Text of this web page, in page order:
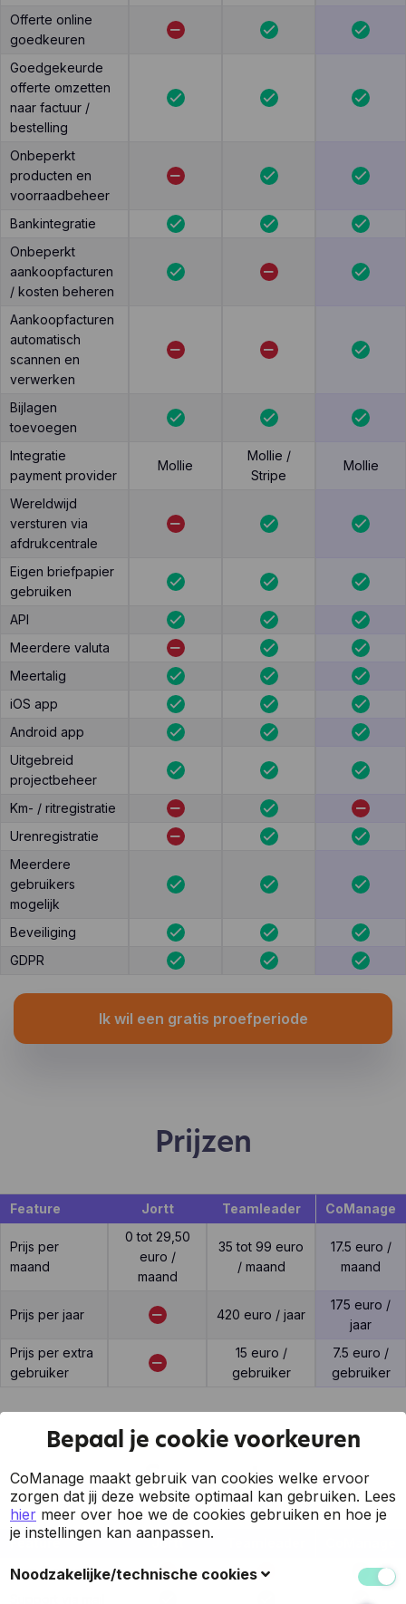
Offerte online
goedkeuren
Goedgekeurde
offerte omzetten
naar factuur /
bestelling
Onbeperkt
producten en
voorraadbeheer
Bankintegratie
Onbeperkt
aankoopfacturen
/ kosten beheren
Aankoopfacturen
automatisch
scannen en
verwerken
Bijlagen
toevoegen
Integratie
payment provider
Mollie
Mollie /
Stripe
Mollie
Wereldwijd
versturen via
afdrukcentrale
Eigen briefpapier
gebruiken
API
Meerdere valuta
Meertalig
iOS app
Android app
Uitgebreid
projectbeheer
Km- / ritregistratie
Urenregistratie
Meerdere
gebruikers
mogelijk
Beveiliging
GDPR
Ik wil een gratis proefperiode
Prijzen
Feature Jortt Teamleader CoManage
Prijs per
maand
0 tot 29,50
euro /
maand
35 tot 99 euro
/ maand
17.5 euro /
maand
Prijs per jaar 420 euro / jaar
175 euro /
jaar
Prijs per extra
gebruiker
15 euro /
gebruiker
7.5 euro /
gebruiker
Support
Feature Jortt
7 op 7 support
Bepaal je cookie voorkeuren
CoManage maakt gebruik van cookies welke ervoor
zorgen dat jij deze website optimaal kan gebruiken. Lees
hier meer over hoe we de cookies gebruiken en hoe je
je instellingen kan aanpassen.
Noodzakelijke/technische cookies